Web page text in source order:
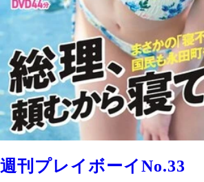
週刊プレイボーイNo.33